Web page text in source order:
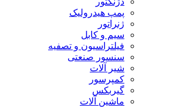
پمپ هیدرولیک
ژنراتور
سیم و کابل
فیلتراسیون و تصفیه
سنسور صنعتی
شیر آلات
کمپرسور
گیربکس
ماشین آلات